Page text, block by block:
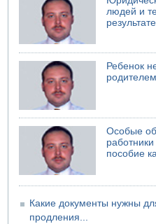
запасы ракет
04.08.2026 13:12
Ракетная атака на судно
04.08.2026 12:29
Малыш обварился супом в
людей и
Ребенок
Особые
пособие
Какие документы нужны
продления...